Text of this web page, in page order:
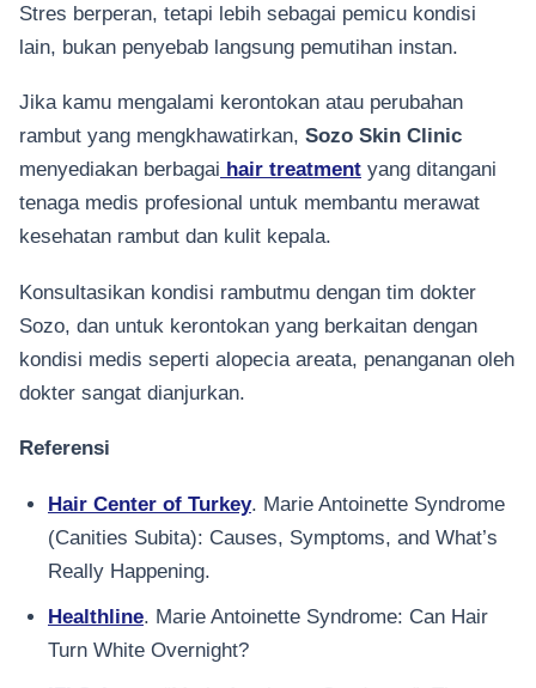
Stres berperan, tetapi lebih sebagai pemicu kondisi
lain, bukan penyebab langsung pemutihan instan.
Jika kamu mengalami kerontokan atau perubahan
rambut yang mengkhawatirkan, Sozo Skin Clinic
menyediakan berbagai hair treatment yang ditangani
tenaga medis profesional untuk membantu merawat
kesehatan rambut dan kulit kepala.
Konsultasikan kondisi rambutmu dengan tim dokter
Sozo, dan untuk kerontokan yang berkaitan dengan
kondisi medis seperti alopecia areata, penanganan oleh
dokter sangat dianjurkan.
Referensi
Hair Center of Turkey. Marie Antoinette Syndrome
(Canities Subita): Causes, Symptoms, and What’s
Really Happening.
Healthline . Marie Antoinette Syndrome: Can Hair
Turn White Overnight?